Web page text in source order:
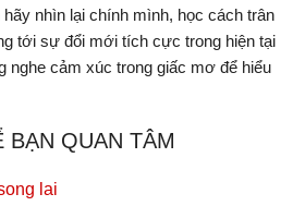
nhìn lại chính mình, học cách trân
tới sự đổi mới tích cực trong hiện tại
nghe cảm xúc trong giấc mơ để hiểu
BẠN QUAN TÂM
lai